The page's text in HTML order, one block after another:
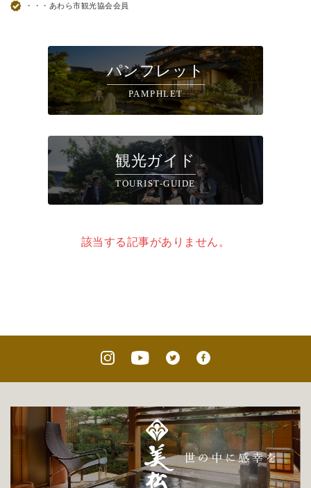
・・・あわら市観光協会会員
パンフレット
PAMPHLET
観光ガイド
TOURIST-GUIDE
該当する記事がありません。